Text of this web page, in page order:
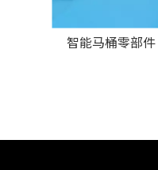
智能马桶零部件